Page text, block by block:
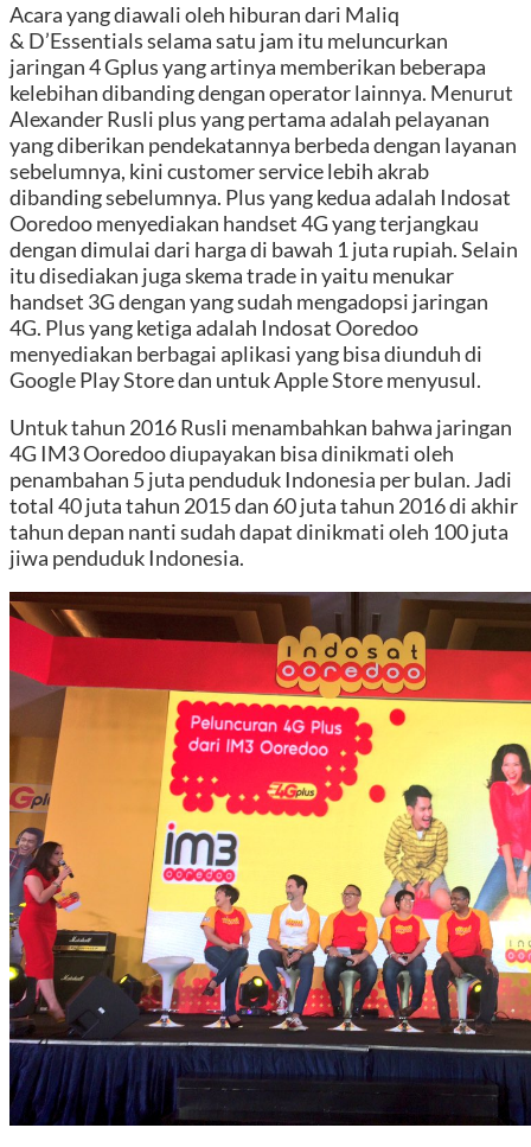
Acara yang diawali oleh hiburan dari Maliq
& D’Essentials selama satu jam itu meluncurkan
jaringan 4 Gplus yang artinya memberikan beberapa
kelebihan dibanding dengan operator lainnya. Menurut
Alexander Rusli plus yang pertama adalah pelayanan
yang diberikan pendekatannya berbeda dengan layanan
sebelumnya, kini customer service lebih akrab
dibanding sebelumnya. Plus yang kedua adalah Indosat
Ooredoo menyediakan handset 4G yang terjangkau
dengan dimulai dari harga di bawah 1 juta rupiah. Selain
itu disediakan juga skema trade in yaitu menukar
handset 3G dengan yang sudah mengadopsi jaringan
4G. Plus yang ketiga adalah Indosat Ooredoo
menyediakan berbagai aplikasi yang bisa diunduh di
Google Play Store dan untuk Apple Store menyusul.
Untuk tahun 2016 Rusli menambahkan bahwa jaringan
4G IM3 Ooredoo diupayakan bisa dinikmati oleh
penambahan 5 juta penduduk Indonesia per bulan. Jadi
total 40 juta tahun 2015 dan 60 juta tahun 2016 di akhir
tahun depan nanti sudah dapat dinikmati oleh 100 juta
jiwa penduduk Indonesia.